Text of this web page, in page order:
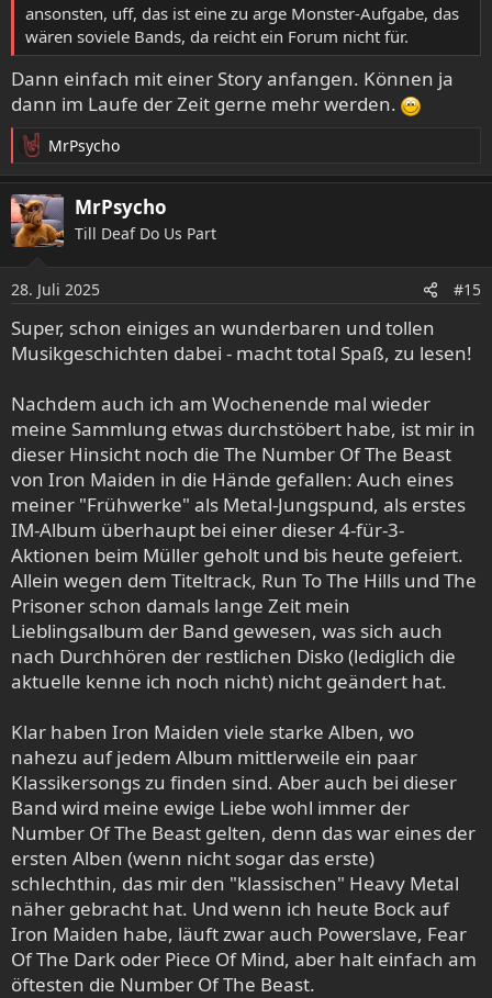
Nach dem Gig sofort den bis dato einzig erschienenen
Tonträger namens Owsla gekauft und für Monate nicht
mehr vom Abspielgerät genommen. Dies entfachte eine
Liebe, die bis heute sehr stark anhält und mit einer
makellosen Diskografie gesegnet ist. Wenn ich mich
richtig erinnere, wurde ein Song vom noch nicht
erschienenen Album Elil gespielt welches dann ein paar
Monate später veröffentlicht wurde.
Jahrelang, bis die Diskobox erschien, konnte ich als
einzigster im erweiterten Bekanntenkreis die Gesamtdisko
Tharn. Das war noch eine nervenaufreibende Jagd nach
den LPs. Auch das schon lange nicht mehr mitgemacht.
Gab da auf jeden Fall sehr schöne Kontakte mit
Labelmenschen und auch bis dahin unbekannten Labels,
ansonsten, uff, das ist eine zu arge Monster-Aufgabe, das
wären soviele Bands, da reicht ein Forum nicht für.
Dann einfach mit einer Story anfangen. Können ja
dann im Laufe der Zeit gerne mehr werden.
R
e
a
k
t
n
e
n
:
MrPsycho
MrPsycho
Till Deaf Do Us Part
28. Juli 2025 #15
Super, schon einiges an wunderbaren und tollen
Musikgeschichten dabei - macht total Spaß, zu lesen!
Nachdem auch ich am Wochenende mal wieder
meine Sammlung etwas durchstöbert habe, ist mir in
dieser Hinsicht noch die The Number Of The Beast
von Iron Maiden in die Hände gefallen: Auch eines
meiner "Frühwerke" als Metal-Jungspund, als erstes
IM-Album überhaupt bei einer dieser 4-für-3-
Aktionen beim Müller geholt und bis heute gefeiert.
Allein wegen dem Titeltrack, Run To The Hills und The
Prisoner schon damals lange Zeit mein
Lieblingsalbum der Band gewesen, was sich auch
nach Durchhören der restlichen Disko (lediglich die
aktuelle kenne ich noch nicht) nicht geändert hat.
Klar haben Iron Maiden viele starke Alben, wo
nahezu auf jedem Album mittlerweile ein paar
Klassikersongs zu finden sind. Aber auch bei dieser
Band wird meine ewige Liebe wohl immer der
Number Of The Beast gelten, denn das war eines der
ersten Alben (wenn nicht sogar das erste)
schlechthin, das mir den "klassischen" Heavy Metal
näher gebracht hat. Und wenn ich heute Bock auf
Iron Maiden habe, läuft zwar auch Powerslave, Fear
Of The Dark oder Piece Of Mind, aber halt einfach am
öftesten die Number Of The Beast.